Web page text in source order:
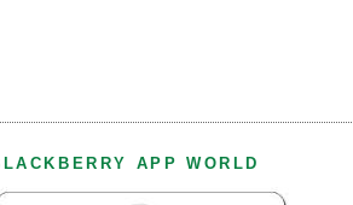
APP WORLD